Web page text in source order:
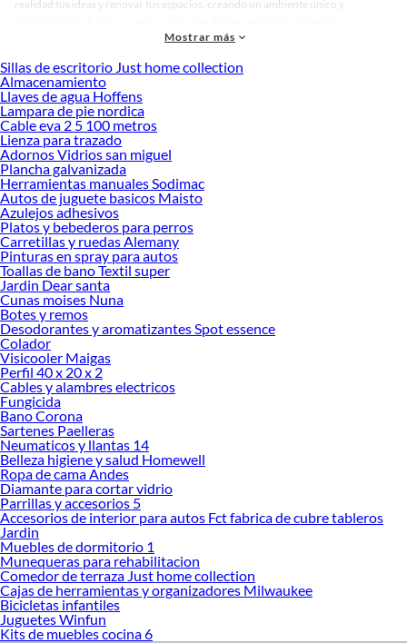
realidad tus ideas y renovar tus espacios, creando un ambiente único y
accesorios de calidad que te ayudarán a crear un espacio más tú.
Desde remodelaciones hasta proyectos de decoración, estamos aquí para hacer
tus ideas realidad. ¡Visítanos y encuentra todo lo que tenemos para ofrecerte en
Químicos de Piscina y Dispensadores!
Explora la variedad de productos de Químicos de Piscina y
Dispensadores en Sodimac
Herramientas, materiales y accesorios de calidad para tus proyectos y
renovación de espacios. ¡Visítanos y descubre todo lo que tenemos para
ofrecerte!
Encuentra una amplia variedad de productos de Químicos de Piscina y
Dispensadores en Sodimac. Encuentra todo lo necesario para tus proyectos de
renovación y decoración. ¡Visítanos y haz tus ideas realidad!
Mostrar más
Sillas de escritorio Just home collection
Almacenamiento
Llaves de agua Hoffens
Lampara de pie nordica
Cable eva 2 5 100 metros
Lienza para trazado
Adornos Vidrios san miguel
Plancha galvanizada
Herramientas manuales Sodimac
Autos de juguete basicos Maisto
Azulejos adhesivos
Platos y bebederos para perros
Carretillas y ruedas Alemany
Pinturas en spray para autos
Toallas de bano Textil super
Jardin Dear santa
Cunas moises Nuna
Botes y remos
Desodorantes y aromatizantes Spot essence
Colador
Visicooler Maigas
Perfil 40 x 20 x 2
Cables y alambres electricos
Fungicida
Bano Corona
Sartenes Paelleras
Neumaticos y llantas 14
Belleza higiene y salud Homewell
Ropa de cama Andes
Diamante para cortar vidrio
Parrillas y accesorios 5
Accesorios de interior para autos Fct fabrica de cubre tableros
Jardin
Muebles de dormitorio 1
Munequeras para rehabilitacion
Comedor de terraza Just home collection
Cajas de herramientas y organizadores Milwaukee
Bicicletas infantiles
Juguetes Winfun
Kits de muebles cocina 6